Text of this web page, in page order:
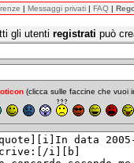
| Messaggi privati | FAQ |
gli utenti registrati può
(clicca sulle faccine che vuoi